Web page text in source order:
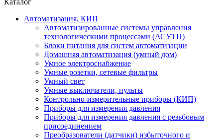
Каталог
Автоматизация, КИП
Автоматизированные системы управления
технологическими процессами (АСУТП)
Блоки питания для систем автоматизации
Домашняя автоматизация (умный дом)
Умное электроснабжение
Умные розетки, сетевые фильтры
Умный свет
Умные выключатели, пульты
Контрольно-измерительные приборы (КИП)
Приборы для измерения давления
Приборы для измерения давления с резьбовым
присоединением
Преобразователи (датчики) избыточного и